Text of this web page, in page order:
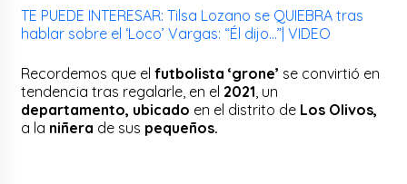
TE PUEDE INTERESAR: Tilsa Lozano se QUIEBRA tras
hablar sobre el ‘Loco’ Vargas: “Él dijo…”| VIDEO
Recordemos que elfutbolista ‘grone’ se convirtió en
tendencia tras regalarle, en el 2021 , un
departamento, ubicado en el distrito de Los Olivos,
a la niñera de sus pequeños.